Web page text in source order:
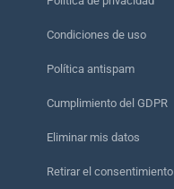
Condiciones de uso
Política antispam
Cumplimiento del GDPR
Eliminar mis datos
Retirar el consentimiento